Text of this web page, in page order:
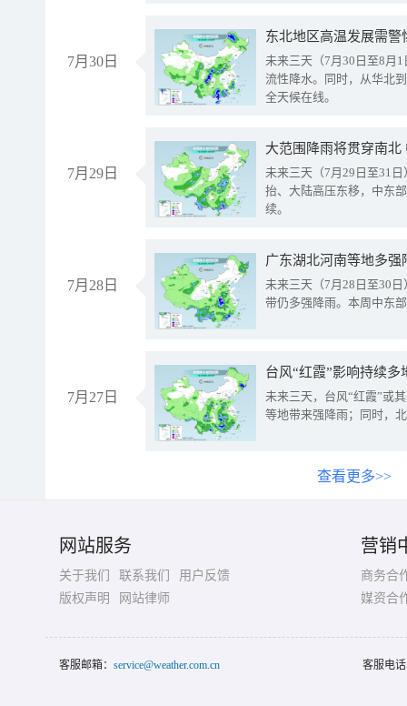
7月30日
东北地区高温发展需
未来三天（7月30日至8月
流性降水。同时，从华北
全天候在线。
7月29日
大范围降雨将贯穿南
未来三天（7月29日至31
抬、大陆高压东移，中东
续。
7月28日
广东湖北河南等地多
未来三天（7月28日至30
带仍多强降雨。本周中东
7月27日
台风“红霞”影响持续
未来三天，台风“红霞”或
等地带来强降雨；同时，
查看更多>>
网站服务
关于我们 联系我们
用户反馈
版权声明
网站律师
营销
商务合
媒资合
客服邮箱： service@weather.com.cn 客服电